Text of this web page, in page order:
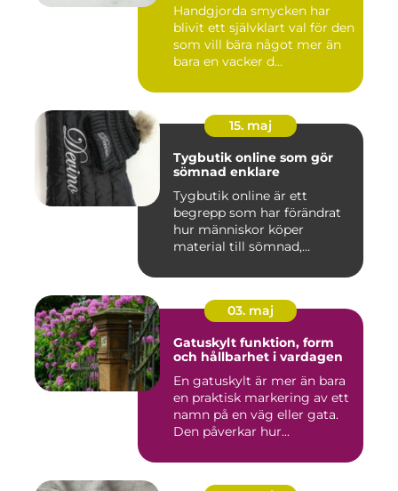
Handgjorda smycken har
blivit ett självklart val för den
som vill bära något mer än
bara en vacker d...
15. maj
Tygbutik online som gör
sömnad enklare
Tygbutik online är ett
begrepp som har förändrat
hur människor köper
material till sömnad,
03. maj
Gatuskylt funktion, form
och hållbarhet i vardagen
En gatuskylt är mer än bara
en praktisk markering av ett
namn på en väg eller gata.
Den påverkar hur...